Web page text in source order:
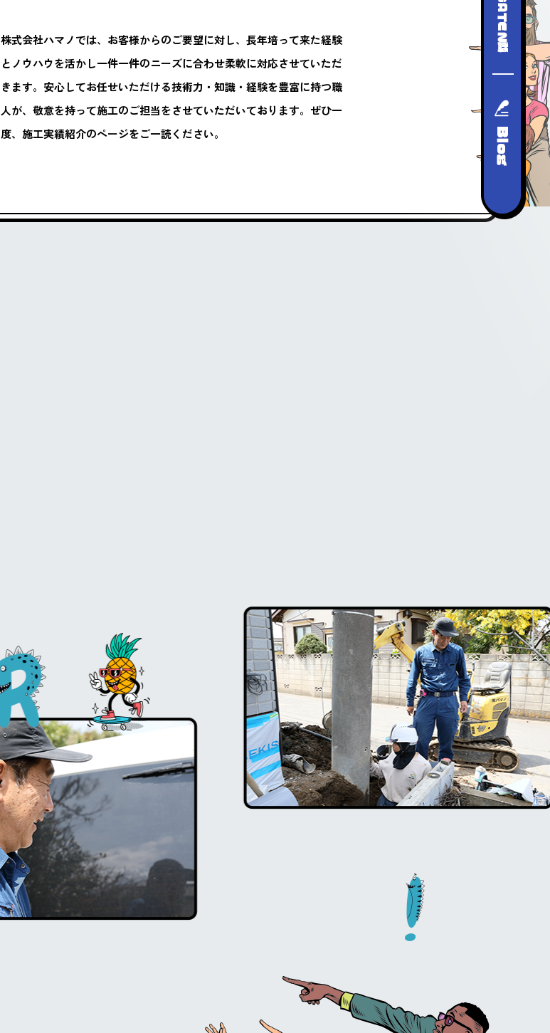
株式会社ハマノでは、お客様からのご要望に対し、長年培って来た経験
とノウハウを活かし一件一件のニーズに合わせ柔軟に対応させていただ
きます。安心してお任せいただける技術力・知識・経験を豊富に持つ職
人が、敬意を持って施工のご担当をさせていただいております。ぜひ一
度、施工実績紹介のページをご一読ください。